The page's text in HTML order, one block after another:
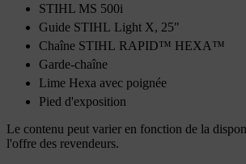
STIHL MS 500i
Guide STIHL Light X, 25"
Chaîne STIHL RAPID™ HEXA™
Garde-chaîne
Lime Hexa avec poignée
Pied d'exposition
Le contenu peut varier en fonction de la
l'offre des revendeurs.